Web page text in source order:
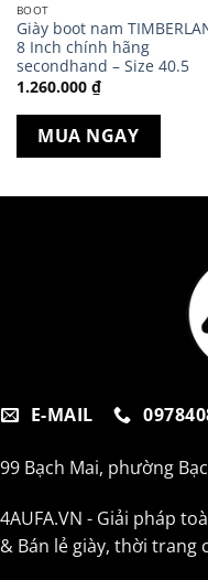
BOOT
Giày boot nam
8 Inch chính hãng
secondhand – Size 40.5
1.260.000 ₫
MUA NGAY
₫.
E-MAIL
99 Bạch Mai, phường
4AUFA.VN - Giải pháp
& Bán lẻ giày, thời trang